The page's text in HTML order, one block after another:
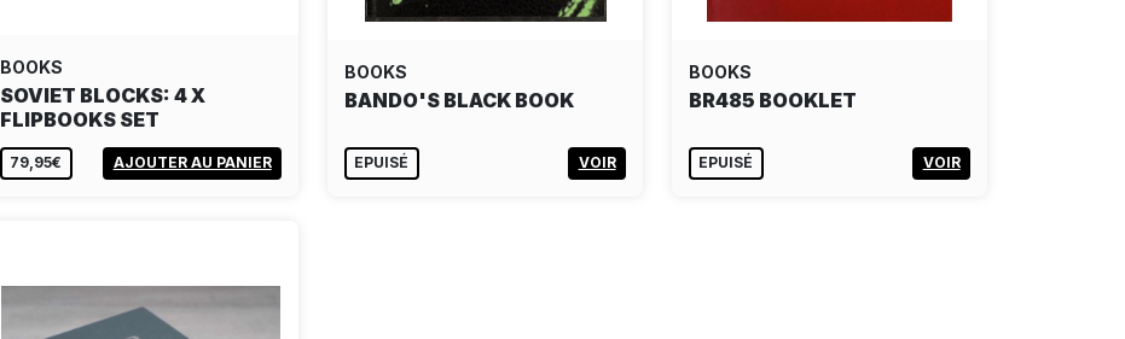
BOOKS
SOVIET BLOCKS: 4 X
FLIPBOOKS SET
79,95€ AJOUTER AU PANIER
BOOKS
BANDO'S BLACK BOOK
EPUISÉ VOIR
BOOKS
BR485 BOOKLET
EPUISÉ VOIR